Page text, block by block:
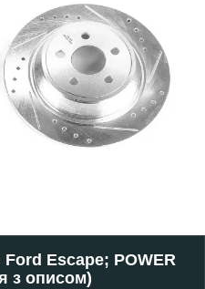
Ford Escape; POWER
з описом)